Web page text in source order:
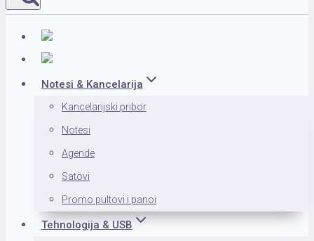
Notesi & Kancelarija
Kancelarijski pribor
Notesi
Agende
Satovi
Promo pultovi i panoi
Tehnologija & USB